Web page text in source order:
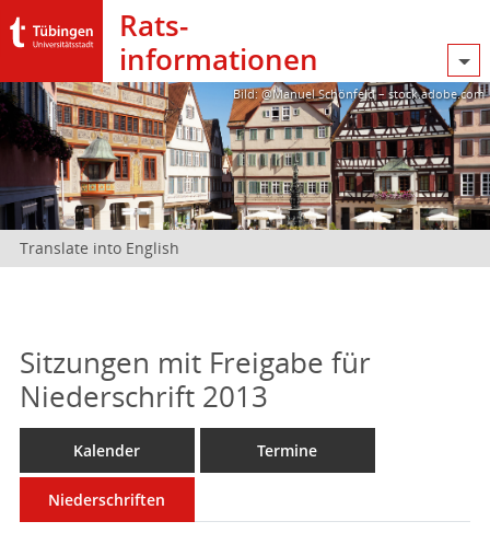
Rats­
informationen
Bild: @Manuel Schönfeld – stock.adobe.com
Translate into English
Sitzungen mit Freigabe für
Niederschrift 2013
Kalender Termine
Niederschriften